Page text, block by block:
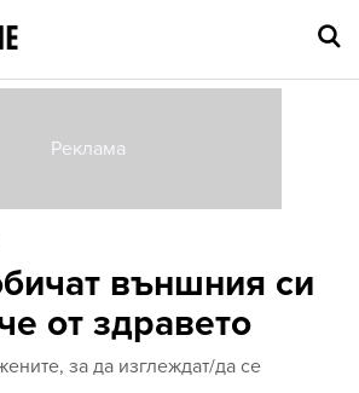
външния си
от здравето
за да изглеждат/да се